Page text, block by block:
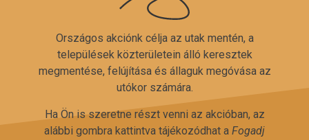
Országos akciónk célja az utak mentén, a
települések közterületein álló keresztek
megmentése, felújítása és állaguk megóvása az
utókor számára.
Ha Ön is szeretne részt venni az akcióban, az
alábbi gombra kattintva tájékozódhat a Fogadj